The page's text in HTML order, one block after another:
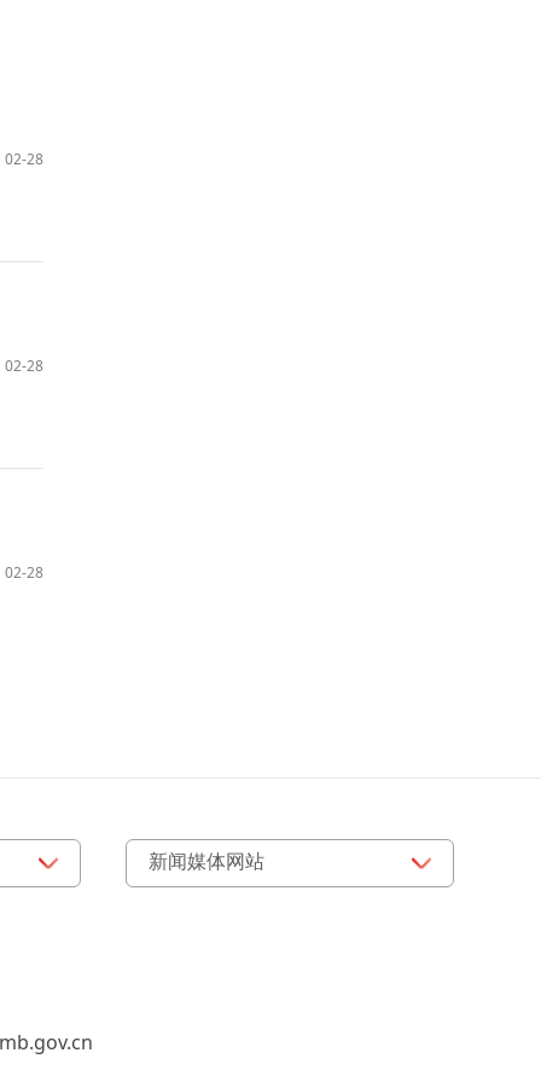
02-28
02-28
02-28